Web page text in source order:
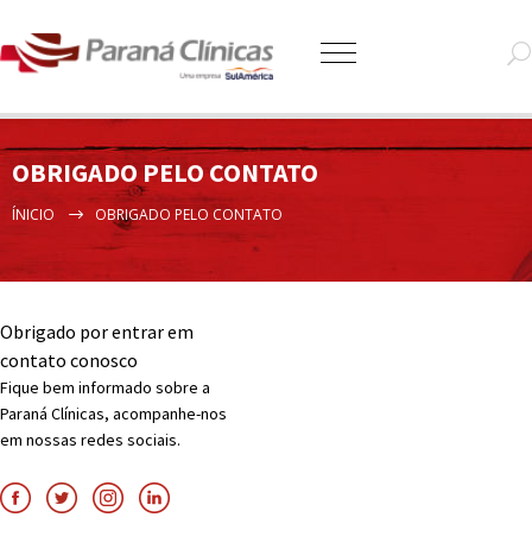
OBRIGADO PELO CONTATO
ÍNICIO OBRIGADO PELO CONTATO
Obrigado por entrar em
contato conosco
Fique bem informado sobre a
Paraná Clínicas, acompanhe-nos
em nossas redes sociais.